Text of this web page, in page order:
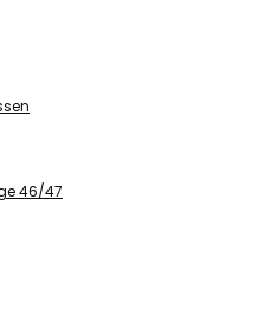
46/47